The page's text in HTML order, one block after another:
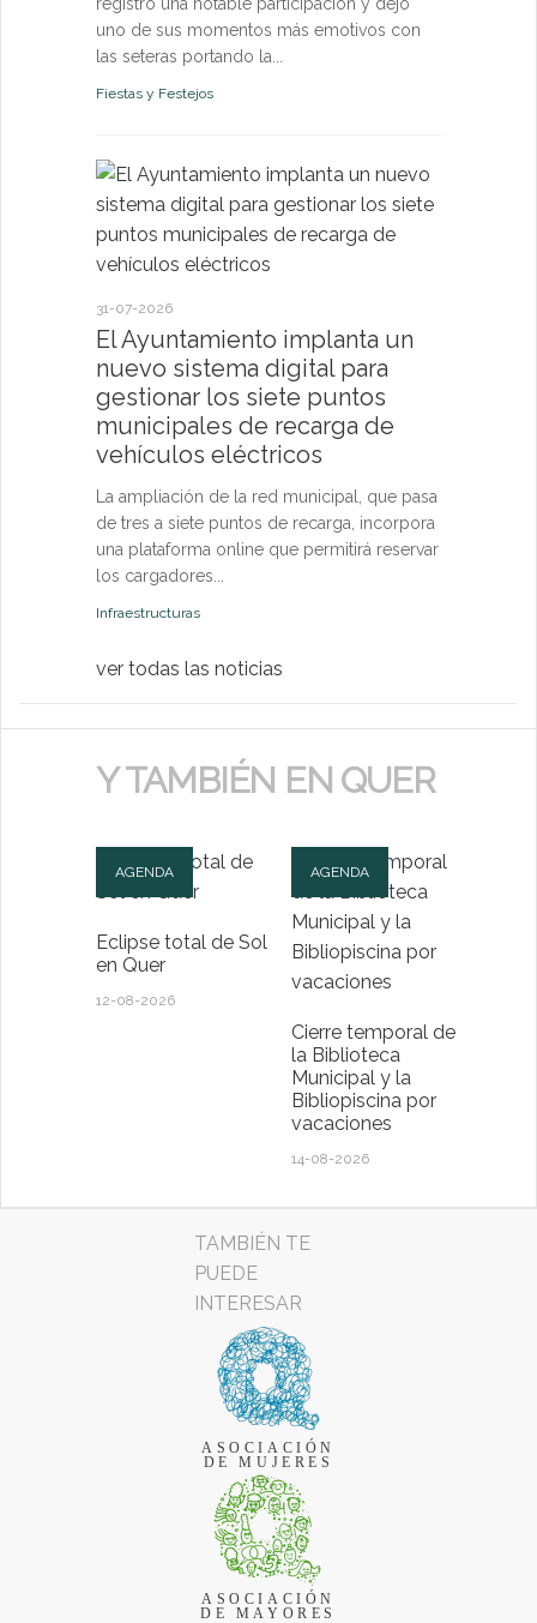
uno de sus momentos más emotivos con
las seteras portando la...
Fiestas y Festejos
31-07-2026
El Ayuntamiento implanta un
nuevo sistema digital para
gestionar los siete puntos
municipales de recarga de
vehículos eléctricos
La ampliación de la red municipal, que pasa
de tres a siete puntos de recarga, incorpora
una plataforma online que permitirá reservar
los cargadores...
Infraestructuras
ver todas las noticias
Y TAMBIÉN EN QUER
AGENDA
Eclipse total de Sol
en Quer
12-08-2026
AGENDA
Cierre temporal de
la Biblioteca
Municipal y la
Bibliopiscina por
vacaciones
14-08-2026
TAMBIÉN TE
PUEDE
INTERESAR
ASOCIACIÓN
DE MUJERES
ASOCIACIÓN
DE MAYORES